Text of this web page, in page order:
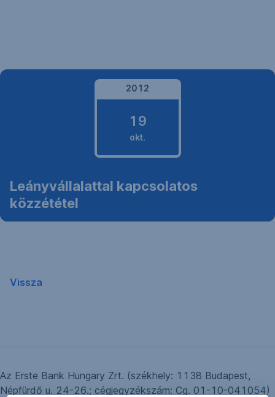
2012
19
okt.
2012.
október
Leányvállalattal kapcsolatos
közzététel
Vissza
Az Erste Bank Hungary Zrt. (székhely: 1138 Budapest,
Népfürdő u. 24-26.; cégjegyzékszám: Cg. 01-10-041054)